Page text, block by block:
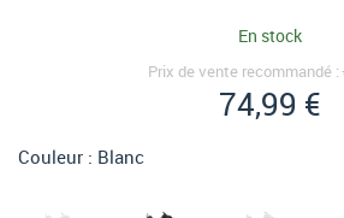
En stock
Prix de vente recommandé :
74,99 €
Couleur : Blanc